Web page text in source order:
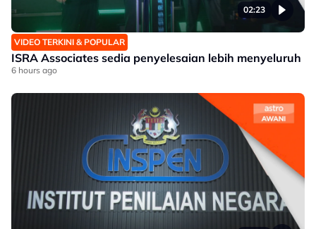
02:23
VIDEO TERKINI & POPULAR
ISRA Associates sedia penyelesaian lebih menyeluruh
6 hours ago